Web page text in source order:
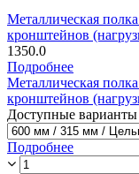
Металлическая
кронштейнов
1350.0
Подробнее
Металлическая
кронштейнов
Доступные варианты
Подробнее